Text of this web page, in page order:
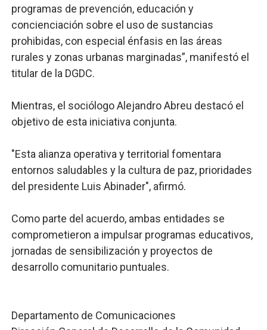
programas de prevención, educación y
concienciación sobre el uso de sustancias
prohibidas, con especial énfasis en las áreas
rurales y zonas urbanas marginadas”, manifestó el
titular de la DGDC.
Mientras, el sociólogo Alejandro Abreu destacó el
objetivo de esta iniciativa conjunta.
"Esta alianza operativa y territorial fomentara
entornos saludables y la cultura de paz, prioridades
del presidente Luis Abinader", afirmó.
Como parte del acuerdo, ambas entidades se
comprometieron a impulsar programas educativos,
jornadas de sensibilización y proyectos de
desarrollo comunitario puntuales.
Departamento de Comunicaciones